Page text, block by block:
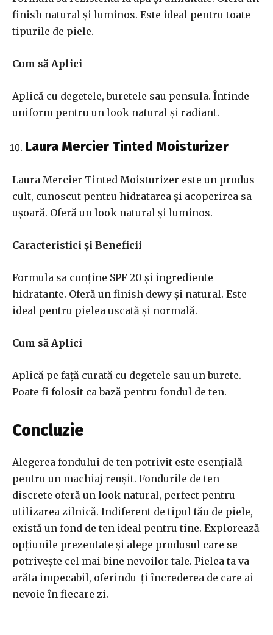
finish natural și luminos. Este ideal pentru toate
tipurile de piele.
Cum să Aplici
Aplică cu degetele, buretele sau pensula. Întinde
uniform pentru un look natural și radiant.
Laura Mercier Tinted Moisturizer
Laura Mercier Tinted Moisturizer este un produs
cult, cunoscut pentru hidratarea și acoperirea sa
ușoară. Oferă un look natural și luminos.
Caracteristici și Beneficii
Formula sa conține SPF 20 și ingrediente
hidratante. Oferă un finish dewy și natural. Este
ideal pentru pielea uscată și normală.
Cum să Aplici
Aplică pe față curată cu degetele sau un burete.
Poate fi folosit ca bază pentru fondul de ten.
Concluzie
Alegerea fondului de ten potrivit este esențială
pentru un machiaj reușit. Fondurile de ten
discrete oferă un look natural, perfect pentru
utilizarea zilnică. Indiferent de tipul tău de piele,
există un fond de ten ideal pentru tine. Explorează
opțiunile prezentate și alege produsul care se
potrivește cel mai bine nevoilor tale. Pielea ta va
arăta impecabil, oferindu-ți încrederea de care ai
nevoie în fiecare zi.